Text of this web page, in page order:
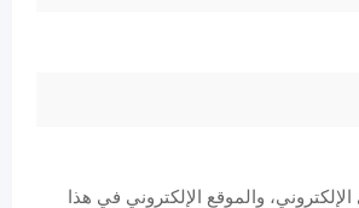
والموقع الإلكتروني في هذا